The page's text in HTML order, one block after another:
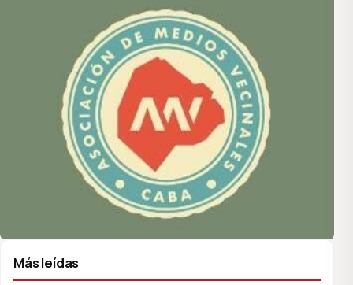
Más leídas